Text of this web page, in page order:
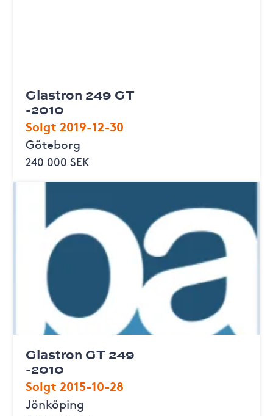
Glastron 249 GT
-2010
Solgt 2019-12-30
Göteborg
240 000 SEK
Glastron GT 249
-2010
Solgt 2015-10-28
Jönköping